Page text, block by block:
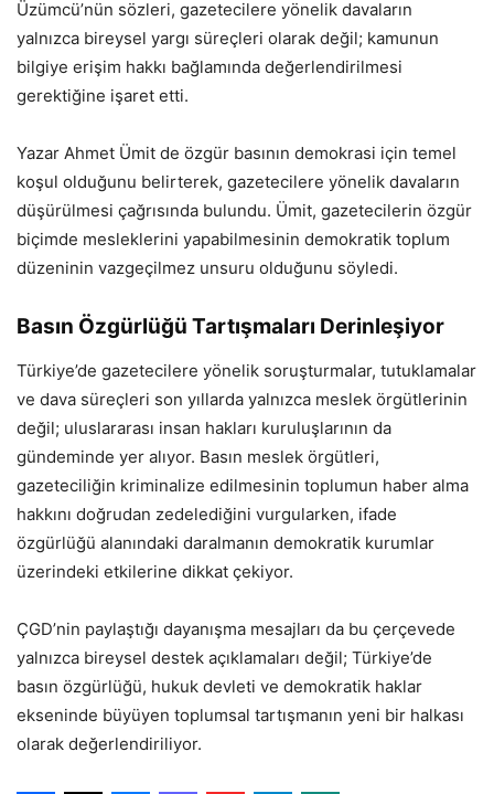
Üzümcü’nün sözleri, gazetecilere yönelik davaların
yalnızca bireysel yargı süreçleri olarak değil; kamunun
bilgiye erişim hakkı bağlamında değerlendirilmesi
gerektiğine işaret etti.
Yazar Ahmet Ümit de özgür basının demokrasi için temel
koşul olduğunu belirterek, gazetecilere yönelik davaların
düşürülmesi çağrısında bulundu. Ümit, gazetecilerin özgür
biçimde mesleklerini yapabilmesinin demokratik toplum
düzeninin vazgeçilmez unsuru olduğunu söyledi.
Basın Özgürlüğü Tartışmaları Derinleşiyor
Türkiye’de gazetecilere yönelik soruşturmalar, tutuklamalar
ve dava süreçleri son yıllarda yalnızca meslek örgütlerinin
değil; uluslararası insan hakları kuruluşlarının da
gündeminde yer alıyor. Basın meslek örgütleri,
gazeteciliğin kriminalize edilmesinin toplumun haber alma
hakkını doğrudan zedelediğini vurgularken, ifade
özgürlüğü alanındaki daralmanın demokratik kurumlar
üzerindeki etkilerine dikkat çekiyor.
ÇGD’nin paylaştığı dayanışma mesajları da bu çerçevede
yalnızca bireysel destek açıklamaları değil; Türkiye’de
basın özgürlüğü, hukuk devleti ve demokratik haklar
ekseninde büyüyen toplumsal tartışmanın yeni bir halkası
olarak değerlendiriliyor.